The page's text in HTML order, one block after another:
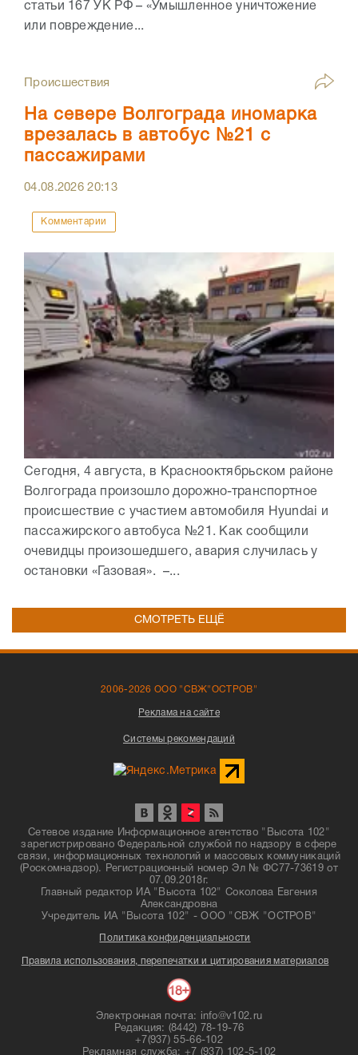
статьи 167 УК РФ – «Умышленное уничтожение
или повреждение...
Происшествия
На севере Волгограда иномарка
врезалась в автобус №21 с
пассажирами
04.08.202620:13
Комментарии
Сегодня, 4 августа, в Краснооктябрьском районе
Волгограда произошло дорожно-транспортное
происшествие с участием автомобиля Hyundai и
пассажирского автобуса №21. Как сообщили
очевидцы произошедшего, авария случилась у
остановки «Газовая». –...
СМОТРЕТЬ ЕЩЁ
2006-2026 ООО "СВЖ"ОСТРОВ"
Реклама на сайте
Системы рекомендаций
Сетевое издание Информационное агентство "Высота 102"
зарегистрировано Федеральной службой по надзору в сфере
связи, информационных технологий и массовых коммуникаций
(Роскомнадзор). Регистрационный номер Эл № ФС77-73619 от
07.09.2018г.
Главный редактор ИА "Высота 102" Соколова Евгения
Александровна
Учредитель ИА "Высота 102" - ООО "СВЖ "ОСТРОВ"
Политика конфиденциальности
Правила использования, перепечатки и цитирования материалов
Электронная почта: info@v102.ru
Редакция: (8442) 78-19-76
+7(937) 55-66-102
Рекламная служба: +7 (937) 102-5-102